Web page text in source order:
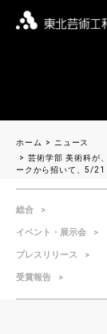
ホーム
ニュース
芸術学部 美術科が
ークから招いて、5/21
総合
イベント・展示会
プレスリリース
受賞報告